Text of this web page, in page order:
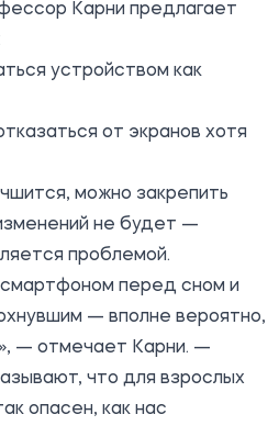
Карни предлагает
устройством как
от экранов хотя
можно закрепить
не будет —
проблемой.
смартфоном перед сном и
— вполне вероятно,
— отмечает Карни. —
что для взрослых
опасен, как нас